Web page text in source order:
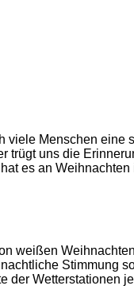
Menschen
trügt uns die
es an
weißen
Stimmung
der